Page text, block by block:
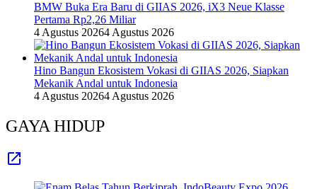
BMW Buka Era Baru di GIIAS 2026, iX3 Neue Klasse
Pertama Rp2,26 Miliar
4 Agustus 20264 Agustus 2026
Hino Bangun Ekosistem Vokasi di GIIAS 2026, Siapkan
Mekanik Andal untuk Indonesia
4 Agustus 20264 Agustus 2026
GAYA HIDUP